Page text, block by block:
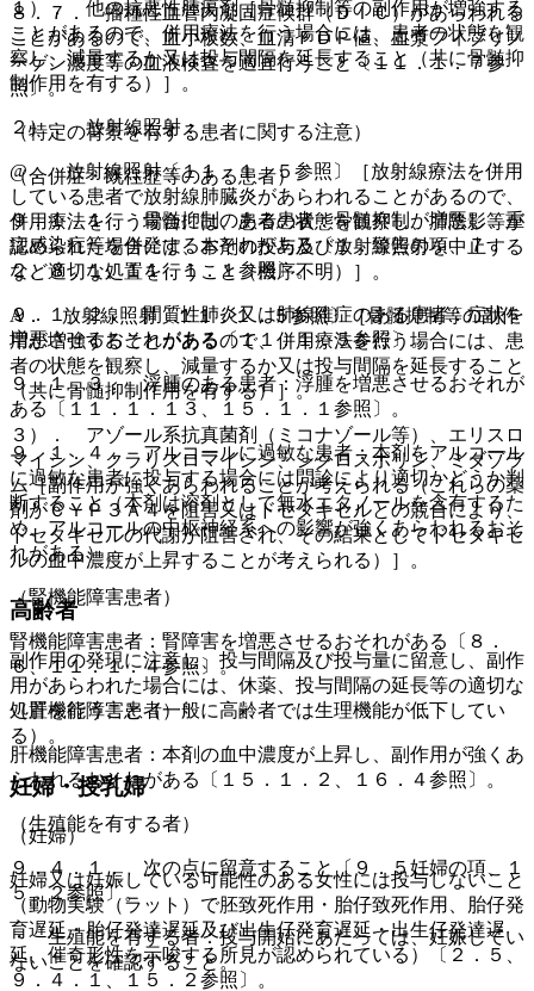
１）． 他の抗悪性腫瘍剤［骨髄抑制等の副作用が増強する
ことがあるので、併用療法を行う場合には、患者の状態を観
察し、減量するか又は投与間隔を延長すること（共に骨髄抑
制作用を有する）］。
２）． 放射線照射：
@． 放射線照射〔１１．１．５参照〕［放射線療法を併用
している患者で放射線肺臓炎があらわれることがあるので、
併用療法を行う場合には、患者の状態を観察し、肺陰影等が
認められた場合には、本剤の投与及び放射線照射を中止する
など適切な処置を行うこと（機序不明）］。
A． 放射線照射〔１１．１．５参照〕［骨髄抑制等の副作
用が増強することがあるので、併用療法を行う場合には、患
者の状態を観察し、減量するか又は投与間隔を延長すること
（共に骨髄抑制作用を有する）］。
３）． アゾール系抗真菌剤（ミコナゾール等）、エリスロ
マイシン、クラリスロマイシン、シクロスポリン、ミダゾラ
ム［副作用が強くあらわれることが考えられる（これらの薬
剤がＣＹＰ３Ａ４を阻害又はドセタキセルとの競合により、
ドセタキセルの代謝が阻害され、その結果としてドセタキセ
ルの血中濃度が上昇することが考えられる）］。
高齢者
副作用の発現に注意し、投与間隔及び投与量に留意し、副作
用があらわれた場合には、休薬、投与間隔の延長等の適切な
処置を行うこと（一般に高齢者では生理機能が低下してい
る）。
妊婦・授乳婦
（妊婦）
妊婦又は妊娠している可能性のある女性には投与しないこと
（動物実験（ラット）で胚致死作用・胎仔致死作用、胎仔発
育遅延・胎仔発達遅延及び出生仔発育遅延・出生仔発達遅
延、催奇形性を示唆する所見が認められている）〔２．５、
９．４．１、１５．２参照〕。
８．７． 播種性血管内凝固症候群（ＤＩＣ）があらわれる
ことがあるので、血小板数、血清ＦＤＰ値、血漿フィブリノ
ーゲン濃度等の血液検査を適宜行うこと〔１１．１．７参
照〕。
（特定の背景を有する患者に関する注意）
（合併症・既往歴等のある患者）
９．１．１． 骨髄抑制のある患者：骨髄抑制が増悪し、重
症感染症等を併発するおそれがある〔１．警告の項、７．
２、８．１、１１．１．１参照〕。
９．１．２． 間質性肺炎又は肺線維症のある患者：症状を
増悪させるおそれがある〔１１．１．５参照〕。
９．１．３． 浮腫のある患者：浮腫を増悪させるおそれが
ある〔１１．１．１３、１５．１．１参照〕。
９．１．４． アルコールに過敏な患者：本剤をアルコール
に過敏な患者に投与する場合には問診により適切かどうか判
断すること（本剤は溶剤として無水エタノールを含有するた
め、アルコールの中枢神経系への影響が強くあらわれるおそ
れがある）。
（腎機能障害患者）
腎機能障害患者：腎障害を増悪させるおそれがある〔８．
６、１１．１．４参照〕。
（肝機能障害患者）
肝機能障害患者：本剤の血中濃度が上昇し、副作用が強くあ
らわれるおそれがある〔１５．１．２、１６．４参照〕。
（生殖能を有する者）
９．４．１． 次の点に留意すること〔９．５妊婦の項、１
５．２参照〕。
・ 生殖能を有する者：投与開始にあたっては、妊娠してい
ないことを確認すること。